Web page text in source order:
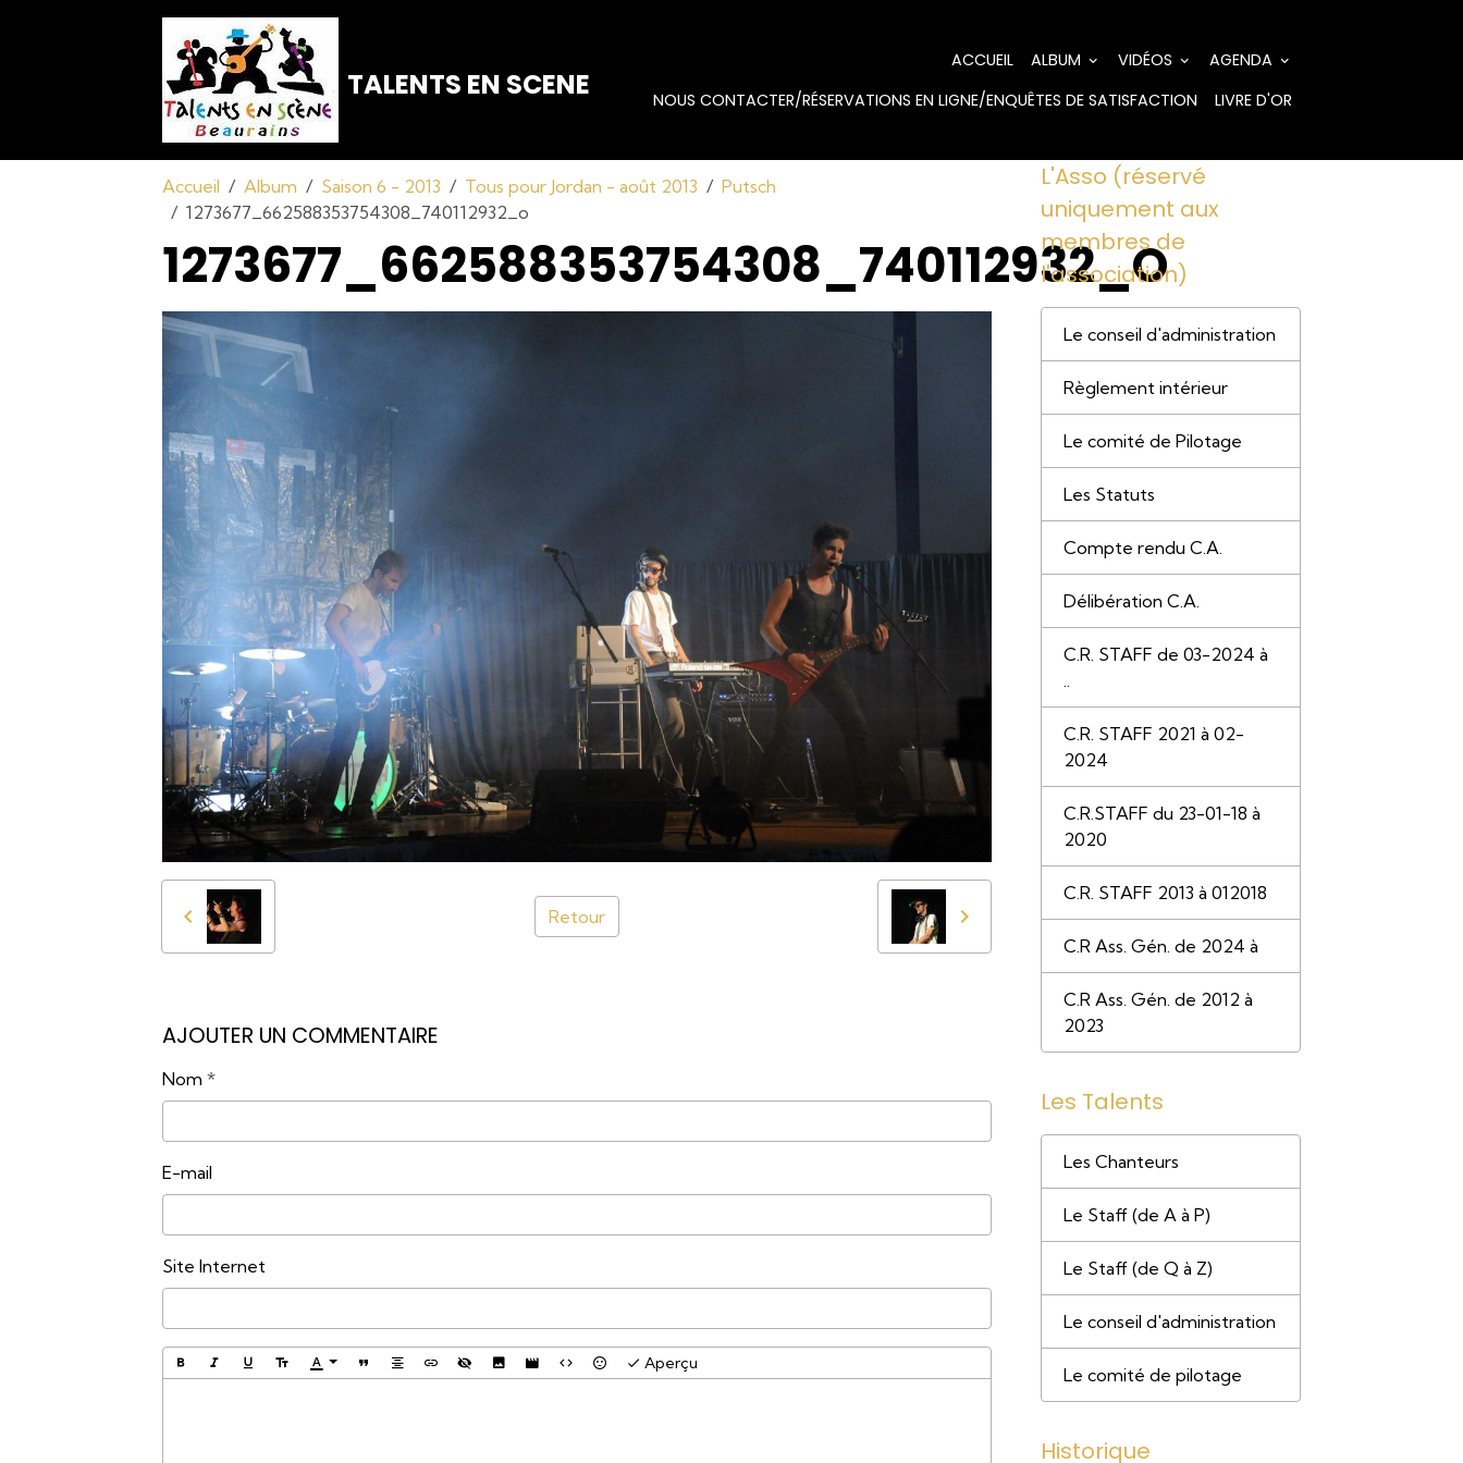
TALENTS EN SCENE
ACCUEIL ALBUM VIDÉOS
AGENDA
NOUS CONTACTER/RÉSERVATIONS EN LIGNE/ENQUÊTES DE SATISFACTION
LIVRE D'OR
Accueil Album Saison 6 - 2013 Tous pour Jordan - août 2013
Putsch
1273677_662588353754308_740112932_o
1273677_662588353754308_740112932_O
Retour
AJOUTER UN COMMENTAIRE
Nom
E-mail
Site Internet
Aperçu
L'Asso (réservé
uniquement aux
membres de
l'association)
Le conseil d'administration
Règlement intérieur
Le comité de Pilotage
Les Statuts
Compte rendu C.A.
Délibération C.A.
C.R. STAFF de 03-2024 à
..
C.R. STAFF 2021 à 02-
2024
C.R.STAFF du 23-01-18 à
2020
C.R. STAFF 2013 à 012018
C.R Ass. Gén. de 2024 à
C.R Ass. Gén. de 2012 à
2023
Les Talents
Les Chanteurs
Le Staff (de A à P)
Le Staff (de Q à Z)
Le conseil d'administration
Le comité de pilotage
Historique